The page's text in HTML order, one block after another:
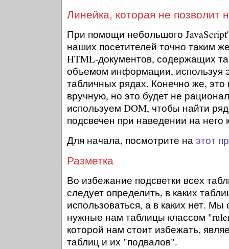
Линейка, которая не позволит
При помощи небольшого
наших посетителей точно таким
HTML-документов, содержащих
объемом информации, используя
табличных рядах. Конечно же,
вручную, но это будет не
используем DOM, чтобы найти
подсвечен при наведении на него
Для начала, посмотрите на этот
Разметка
Во избежание подсветки всех
следует определить, в каких
использоваться, а в каких нет.
нужные нам таблицы классом
которой нам стоит избежать,
таблиц и их "подвалов".